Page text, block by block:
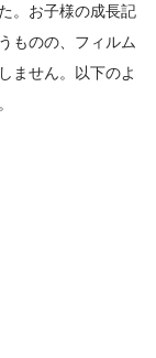
。お子様の成長記
ものの、フィルム
ません。以下のよ